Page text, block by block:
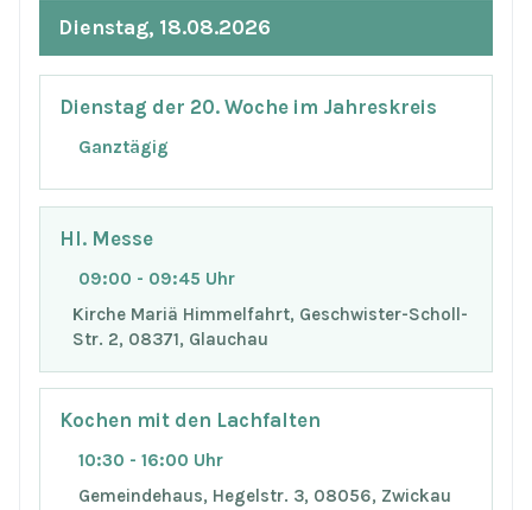
Dienstag, 18.08.2026
Dienstag der 20. Woche im Jahreskreis
Ganztägig
Hl. Messe
09:00 - 09:45 Uhr
Kirche Mariä Himmelfahrt, Geschwister-Scholl-
Str. 2, 08371, Glauchau
Kochen mit den Lachfalten
10:30 - 16:00 Uhr
Gemeindehaus, Hegelstr. 3, 08056, Zwickau